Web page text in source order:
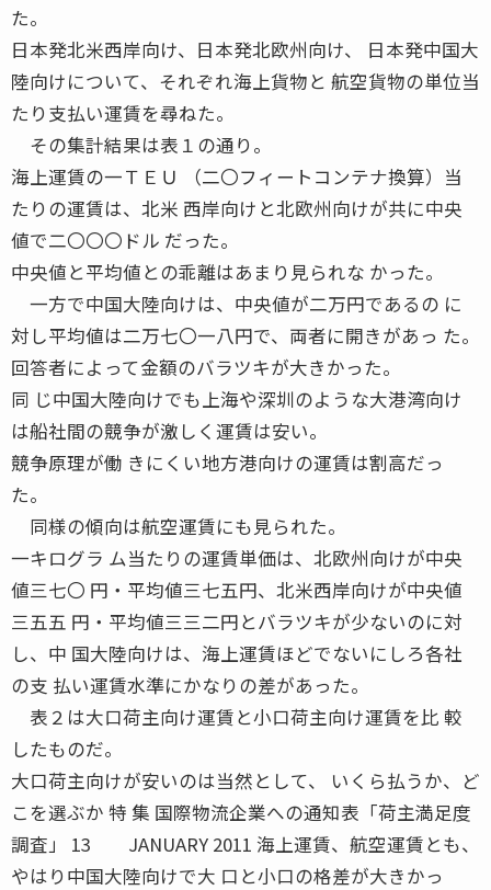
た。
日本発北米西岸向け、日本発北欧州向け、 日本発中国大
陸向けについて、それぞれ海上貨物と 航空貨物の単位当
たり支払い運賃を尋ねた。
その集計結果は表１の通り。
海上運賃の一ＴＥＵ （二〇フィートコンテナ換算）当
たりの運賃は、北米 西岸向けと北欧州向けが共に中央
値で二〇〇〇ドル だった。
中央値と平均値との乖離はあまり見られな かった。
一方で中国大陸向けは、中央値が二万円であるの に
対し平均値は二万七〇一八円で、両者に開きがあっ た。
回答者によって金額のバラツキが大きかった。
同 じ中国大陸向けでも上海や深圳のような大港湾向け
は船社間の競争が激しく運賃は安い。
競争原理が働 きにくい地方港向けの運賃は割高だっ
た。
同様の傾向は航空運賃にも見られた。
一キログラ ム当たりの運賃単価は、北欧州向けが中央
値三七〇 円・平均値三七五円、北米西岸向けが中央値
三五五 円・平均値三三二円とバラツキが少ないのに対
し、中 国大陸向けは、海上運賃ほどでないにしろ各社
の支 払い運賃水準にかなりの差があった。
表２は大口荷主向け運賃と小口荷主向け運賃を比 較
したものだ。
大口荷主向けが安いのは当然として、 いくら払うか、ど
こを選ぶか 特 集 国際物流企業への通知表「荷主満足度
調査」 13 JANUARY 2011 海上運賃、航空運賃とも、
やはり中国大陸向けで大 口と小口の格差が大きかっ